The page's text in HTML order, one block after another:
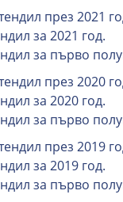
през 2021
за 2021 год.
за първо
през 2020
за 2020 год.
за първо
през 2019
за 2019 год.
за първо